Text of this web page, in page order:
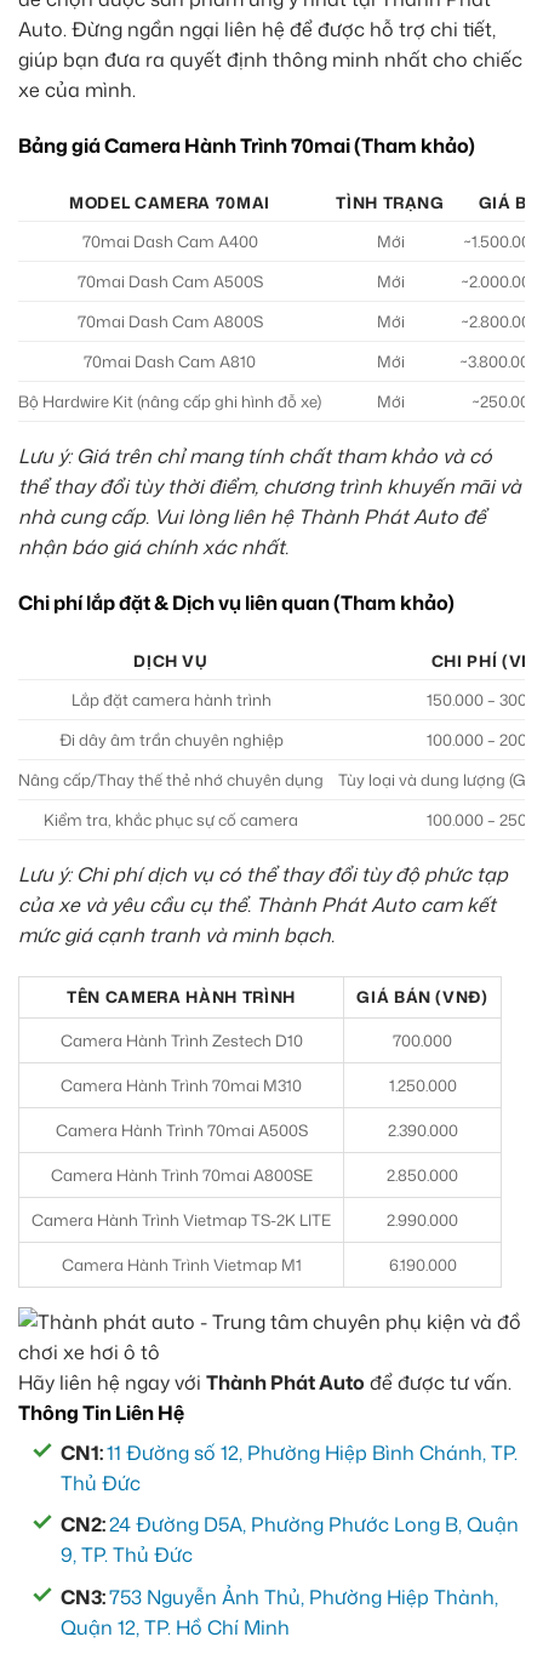
Auto. Đừng ngần ngại liên hệ để được hỗ trợ chi tiết,
giúp bạn đưa ra quyết định thông minh nhất cho chiếc
xe của mình.
Bảng giá Camera Hành Trình 70mai (Tham khảo)
MODEL CAMERA 70MAI TÌNH TRẠNG
GIÁ
70mai Dash Cam A400
Mới
70mai Dash Cam A500S
Mới
70mai Dash Cam A800S
Mới
70mai Dash Cam A810
Mới
Bộ Hardwire Kit (nâng cấp ghi hình đỗ xe)
Mới
Lưu ý: Giá trên chỉ mang tính chất tham khảo và có
thể thay đổi tùy thời điểm, chương trình khuyến mãi và
nhà cung cấp. Vui lòng liên hệ Thành Phát Auto để
nhận báo giá chính xác nhất.
Chi phí lắp đặt & Dịch vụ liên quan (Tham khảo)
DỊCH VỤ
CHI PHÍ
Lắp đặt camera hành trình
150.000 –
Đi dây âm trần chuyên nghiệp
100.000 –
Nâng cấp/Thay thế thẻ nhớ chuyên dụng
Tùy loại và dung lượng
Kiểm tra, khắc phục sự cố camera
100.000 –
Lưu ý: Chi phí dịch vụ có thể thay đổi tùy độ phức tạp
của xe và yêu cầu cụ thể. Thành Phát Auto cam kết
mức giá cạnh tranh và minh bạch.
TÊN CAMERA HÀNH TRÌNH
GIÁ BÁN (VNĐ)
Camera Hành Trình Zestech D10
700.000
Camera Hành Trình 70mai M310 1.250.000
Camera Hành Trình 70mai A500S 2.390.000
Camera Hành Trình 70mai A800SE 2.850.000
Camera Hành Trình Vietmap TS-2K LITE 2.990.000
Camera Hành Trình Vietmap M1 6.190.000
Hãy liên hệ ngay với Thành Phát Auto để được tư vấn.
Thông Tin Liên Hệ
CN1:11 Đường số 12, Phường Hiệp Bình Chánh, TP.
Thủ Đức
CN2:24 Đường D5A, Phường Phước Long B, Quận
9, TP. Thủ Đức
CN3:753 Nguyễn Ảnh Thủ, Phường Hiệp Thành,
Quận 12, TP. Hồ Chí Minh